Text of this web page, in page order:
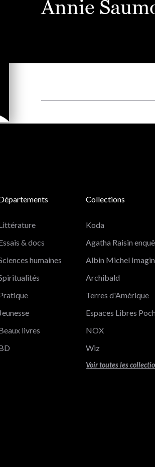
Annie
& docs
humaines
Jeunesse
livres
Collections
Koda
Agatha Raisin
Albin Michel
Archibald
Terres d'Amérique
Espaces Libres
NOX
Wiz
Voir toutes les